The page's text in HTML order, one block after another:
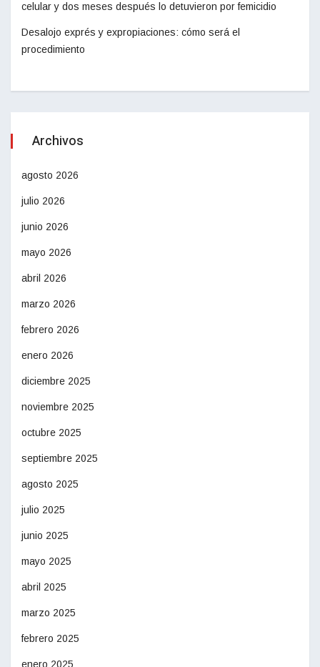
celular y dos meses después lo detuvieron por femicidio
Desalojo exprés y expropiaciones: cómo será el
procedimiento
Archivos
agosto 2026
julio 2026
junio 2026
mayo 2026
abril 2026
marzo 2026
febrero 2026
enero 2026
diciembre 2025
noviembre 2025
octubre 2025
septiembre 2025
agosto 2025
julio 2025
junio 2025
mayo 2025
abril 2025
marzo 2025
febrero 2025
enero 2025